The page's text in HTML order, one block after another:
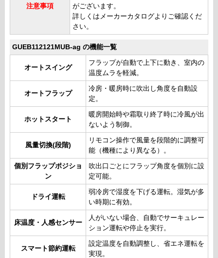
注意事項
がございます。
詳しくはメーカーカタログよりご確認くだ
さい。
GUEB112121MUB-ag の機能一覧
オートスイング
フラップが自動で上下に動き、室内の
温度ムラを軽減。
オートフラップ
冷房・暖房時に吹出し角度を自動設
定。
ホットスタート
暖房開始時や霜取り終了時に冷風が出
ないよう制御。
風量切換(段階)
リモコン操作で風量を段階的に調整可
能（機種により異なる）。
個別フラップポジショ
ン
吹出口ごとにフラップ角度を個別に設
定可能。
ドライ運転
弱冷房で湿度を下げる運転。湿気が多
い時期に有効。
床温度・人感センサー
人がいない場合、自動でサーキュレー
ション運転や停止を実行。
スマート節約運転
設定温度を自動調整し、省エネ運転を
実現。